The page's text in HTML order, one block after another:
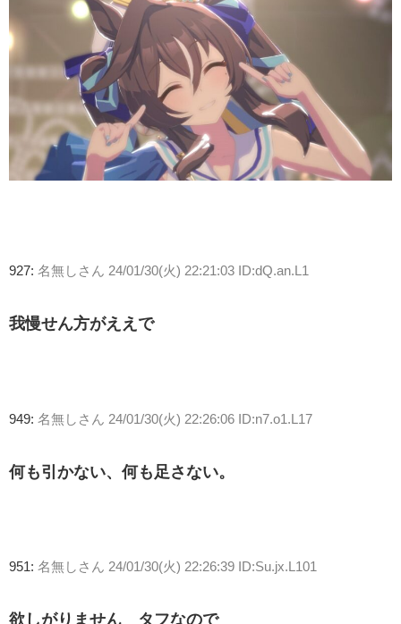
927: 名無しさん 24/01/30(火) 22:21:03 ID:dQ.an.L1
我慢せん方がええで
949: 名無しさん 24/01/30(火) 22:26:06 ID:n7.o1.L17
何も引かない、何も足さない。
951: 名無しさん 24/01/30(火) 22:26:39 ID:Su.jx.L101
欲しがりません タフなので